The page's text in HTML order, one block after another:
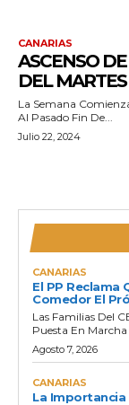
CANARIAS
ASCENSO
DEL
La Semana
Al Pasado Fin De...
Julio 22, 2024
CANARIAS
El PP Reclama
Comedor El
Las Familias Del
Puesta En Marcha
Agosto 7, 2026
CANARIAS
La Importancia